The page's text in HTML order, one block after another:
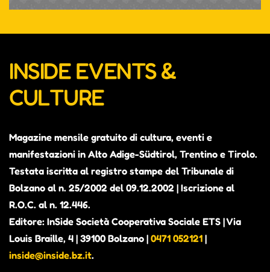
INSIDE EVENTS &
CULTURE
Magazine mensile gratuito di cultura, eventi e
manifestazioni in Alto Adige-Südtirol, Trentino e Tirolo.
Testata iscritta al registro stampe del Tribunale di
Bolzano al n. 25/2002 del 09.12.2002 | Iscrizione al
R.O.C. al n. 12.446.
Editore: InSide Società Cooperativa Sociale ETS | Via
Louis Braille, 4 | 39100 Bolzano | 0471 052121 |
inside@inside.bz.it.